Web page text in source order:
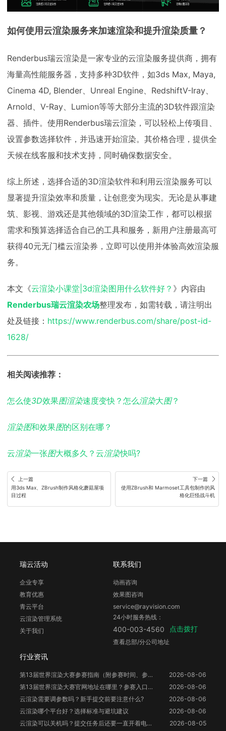
如何使用云渲染服务来加速渲染和提升渲染质量？
Renderbus瑞云渲染是一家专业的云渲染服务提供商，拥有
海量高性能服务器，支持多种3D软件，如3ds Max, Maya,
Cinema 4D, Blender、Unreal Engine、RedshiftV-Iray、
Arnold、V-Ray、Lumion等等大部分主流的3D软件跟渲染
器、插件。使用Renderbus瑞云渲染，可以轻松上传项目、
设置参数选择软件，并迅速开始渲染。其价格合理，提供全
天候在线客服和技术支持，同时确保数据安全。
综上所述，选择合适的3D渲染软件和利用云渲染服务可以
显著提升渲染效率和质量，让创意变为现实。无论是从事建
筑、影视、游戏还是其他领域的3D渲染工作，都可以根据
需求和预算选择适合自己的工具和服务，新用户注册最高可
获得40元无门槛云渲染券，立即可以使用并体验高效渲染服
务。
本文《云渲染小课堂|3d渲染图用什么软件好？ 》内容由
Renderbus瑞云渲染农场整理发布，如需转载，请注明出
处及链接： https://www.renderbus.com/share/post-id-
1628/
相关阅读推荐：
怎么使3D效果图渲染速度变快？怎么渲染大图？
渲染图和效果图的区别在哪？
云渲染一张图大概多久？云渲染快吗?
上一篇
用3ds Max、ZBrush制作风格化蘑菇屋项
目过程
下一篇
使用ZBrush和 Marmoset工具包制作的风
格化巨怪战斗机
瑞云活动
企业专享
教育优惠
青云平台
云渲染管理系统
关于我们
行业资讯
第13届世界渲染大赛参赛指南（附参赛时间、参赛要求、赛事奖励等）
2026-08-06
第13届世界渲染大赛官网地址在哪里？参赛入口与信息整理
2026-08-06
云渲染需要调参数吗？新手提交前要注意什么?
2026-08-06
云渲染哪个平台好？选择标准与避坑建议
2026-08-06
云渲染可以关机吗？提交任务后还要一直开着电脑吗？
2026-08-05
联系我们
动画咨询
效果图咨询
service@rayvision.com
24小时服务热线：
400-003-4560 点击拨打
查看总部/分公司地址